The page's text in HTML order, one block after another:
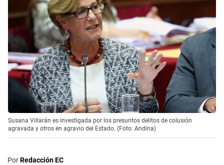
Susana Villarán es investigada por los presuntos delitos de colusión
agravada y otros en agravio del Estado. (Foto: Andina)
PorRedacción EC